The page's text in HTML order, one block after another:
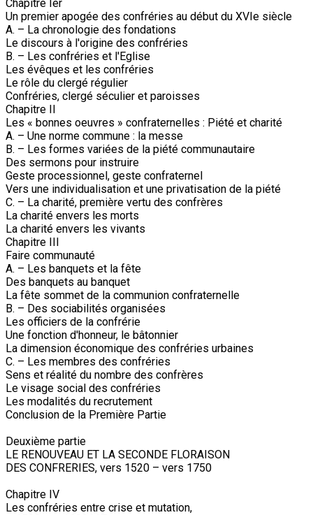
Chapitre Ier
Un premier apogée des confréries au début du XVIe siècle
A. – La chronologie des fondations
Le discours à l'origine des confréries
B. – Les confréries et l'Eglise
Les évêques et les confréries
Le rôle du clergé régulier
Confréries, clergé séculier et paroisses
Chapitre II
Les « bonnes oeuvres » confraternelles : Piété et charité
A. – Une norme commune : la messe
B. – Les formes variées de la piété communautaire
Des sermons pour instruire
Geste processionnel, geste confraternel
Vers une individualisation et une privatisation de la piété
C. – La charité, première vertu des confrères
La charité envers les morts
La charité envers les vivants
Chapitre III
Faire communauté
A. – Les banquets et la fête
Des banquets au banquet
La fête sommet de la communion confraternelle
B. – Des sociabilités organisées
Les officiers de la confrérie
Une fonction d'honneur, le bâtonnier
La dimension économique des confréries urbaines
C. – Les membres des confréries
Sens et réalité du nombre des confrères
Le visage social des confréries
Les modalités du recrutement
Conclusion de la Première Partie
Deuxième partie
LE RENOUVEAU ET LA SECONDE FLORAISON
DES CONFRERIES, vers 1520 – vers 1750
Chapitre IV
Les confréries entre crise et mutation,